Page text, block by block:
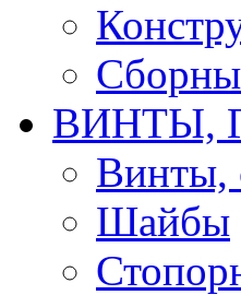
ВИНТЫ,
Винты,
Шайбы